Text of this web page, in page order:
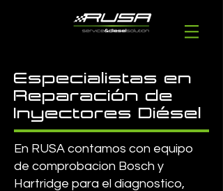
Especialistas en
Reparación de
Inyectores Diésel
En RUSA contamos con equipo
de comprobacion Bosch y
Hartridge para el diagnostico,